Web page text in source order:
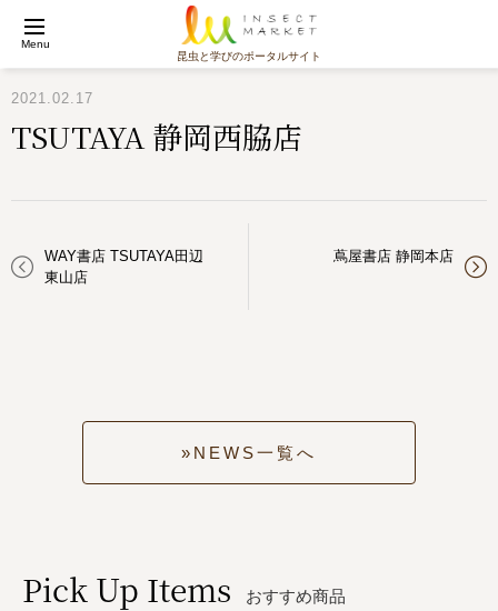
昆虫と学びのポータルサイト
Menu
2021.02.17
TSUTAYA 静岡西脇店
WAY書店 TSUTAYA田辺
東山店
蔦屋書店 静岡本店
NEWS一覧へ
Pick Up Items おすすめ商品